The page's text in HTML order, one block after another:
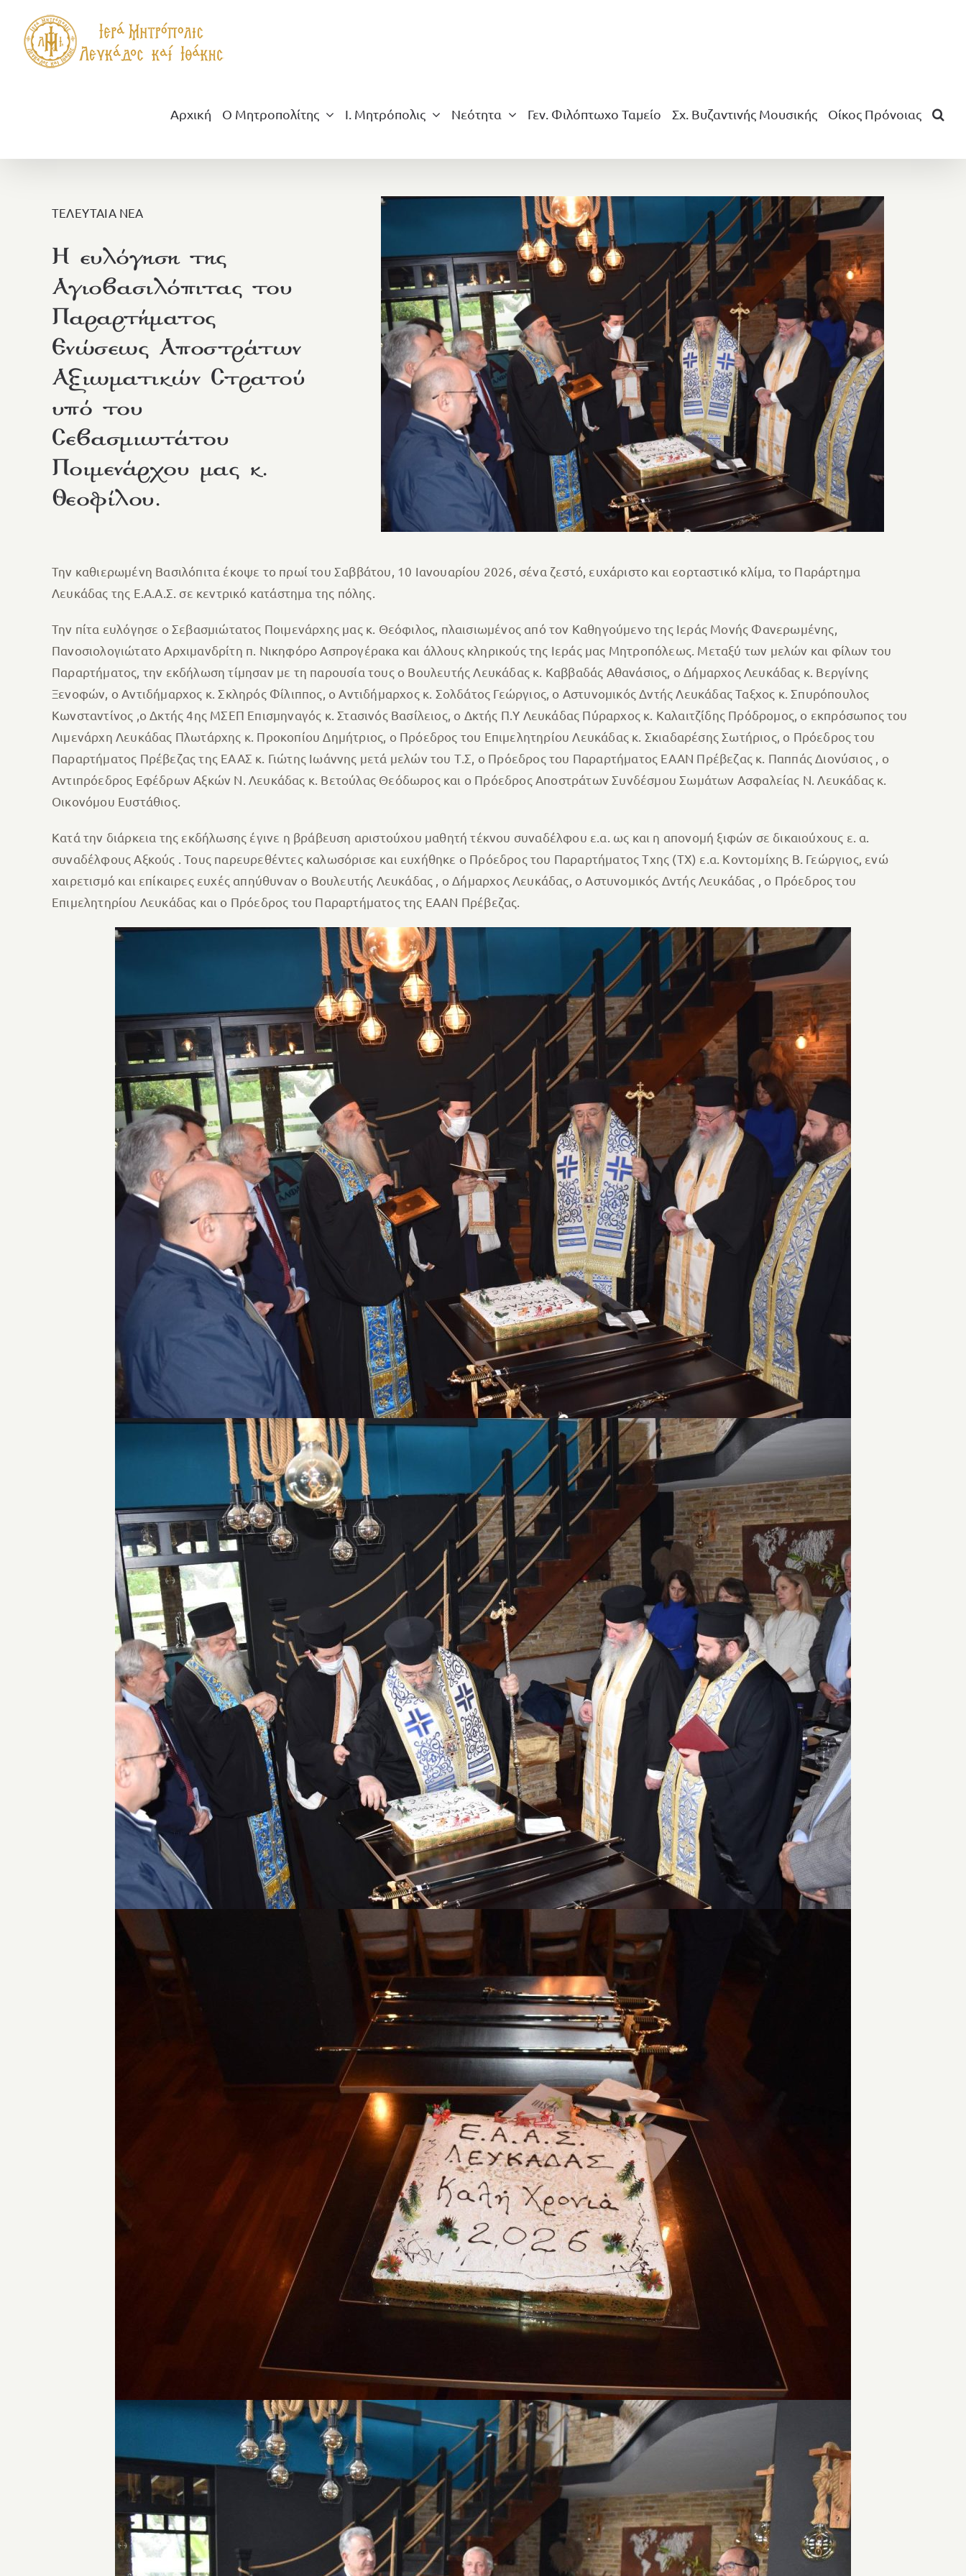
περιεχόμενο
Αρχική Ο Μητροπολίτης Ι. Μητρόπολις Νεότητα Γεν. Φιλόπτωχο Ταμείο Σχ. Βυζαντινής Μουσικής Οίκος Πρόνοιας
ΤΕΛΕΥΤΑΙΑ ΝΕΑ
Η ευλόγηση της
Αγιοβασιλόπιτας του
Παραρτήματος
Ενώσεως Αποστράτων
Αξιωματικών Στρατού
υπό του
Σεβασμιωτάτου
Ποιμενάρχου μας κ.
Θεοφίλου.
Την καθιερωμένη Βασιλόπιτα έκοψε το πρωί του Σαββάτου, 10 Ιανουαρίου 2026, σένα ζεστό, ευχάριστο και εορταστικό κλίμα, το Παράρτημα
Λευκάδας της Ε.Α.Α.Σ. σε κεντρικό κατάστημα της πόλης.
Την πίτα ευλόγησε ο Σεβασμιώτατος Ποιμενάρχης μας κ. Θεόφιλος, πλαισιωμένος από τον Καθηγούμενο της Ιεράς Μονής Φανερωμένης,
Πανοσιολογιώτατο Αρχιμανδρίτη π. Νικηφόρο Ασπρογέρακα και άλλους κληρικούς της Ιεράς μας Μητροπόλεως. Μεταξύ των μελών και φίλων του
Παραρτήματος, την εκδήλωση τίμησαν με τη παρουσία τους ο Βουλευτής Λευκάδας κ. Καββαδάς Αθανάσιος, ο Δήμαρχος Λευκάδας κ. Βεργίνης
Ξενοφών, ο Αντιδήμαρχος κ. Σκληρός Φίλιππος, ο Αντιδήμαρχος κ. Σολδάτος Γεώργιος, ο Αστυνομικός Δντής Λευκάδας Ταξχος κ. Σπυρόπουλος
Κωνσταντίνος ,ο Δκτής 4ης ΜΣΕΠ Επισμηναγός κ. Στασινός Βασίλειος, ο Δκτής Π.Υ Λευκάδας Πύραρχος κ. Καλαιτζίδης Πρόδρομος, ο εκπρόσωπος του
Λιμενάρχη Λευκάδας Πλωτάρχης κ. Προκοπίου Δημήτριος, ο Πρόεδρος του Επιμελητηρίου Λευκάδας κ. Σκιαδαρέσης Σωτήριος, ο Πρόεδρος του
Παραρτήματος Πρέβεζας της ΕΑΑΣ κ. Γιώτης Ιωάννης μετά μελών του Τ.Σ, ο Πρόεδρος του Παραρτήματος ΕΑΑΝ Πρέβεζας κ. Παππάς Διονύσιος , ο
Αντιπρόεδρος Εφέδρων Αξκών Ν. Λευκάδας κ. Βετούλας Θεόδωρος και ο Πρόεδρος Αποστράτων Συνδέσμου Σωμάτων Ασφαλείας Ν. Λευκάδας κ.
Οικονόμου Ευστάθιος.
Κατά την διάρκεια της εκδήλωσης έγινε η βράβευση αριστούχου μαθητή τέκνου συναδέλφου ε.α. ως και η απονομή ξιφών σε δικαιούχους ε. α.
συναδέλφους Αξκούς . Τους παρευρεθέντες καλωσόρισε και ευχήθηκε ο Πρόεδρος του Παραρτήματος Τχης (ΤΧ) ε.α. Κοντομίχης Β. Γεώργιος, ενώ
χαιρετισμό και επίκαιρες ευχές απηύθυναν ο Βουλευτής Λευκάδας , ο Δήμαρχος Λευκάδας, ο Αστυνομικός Δντής Λευκάδας , ο Πρόεδρος του
Επιμελητηρίου Λευκάδας και ο Πρόεδρος του Παραρτήματος της ΕΑΑΝ Πρέβεζας.